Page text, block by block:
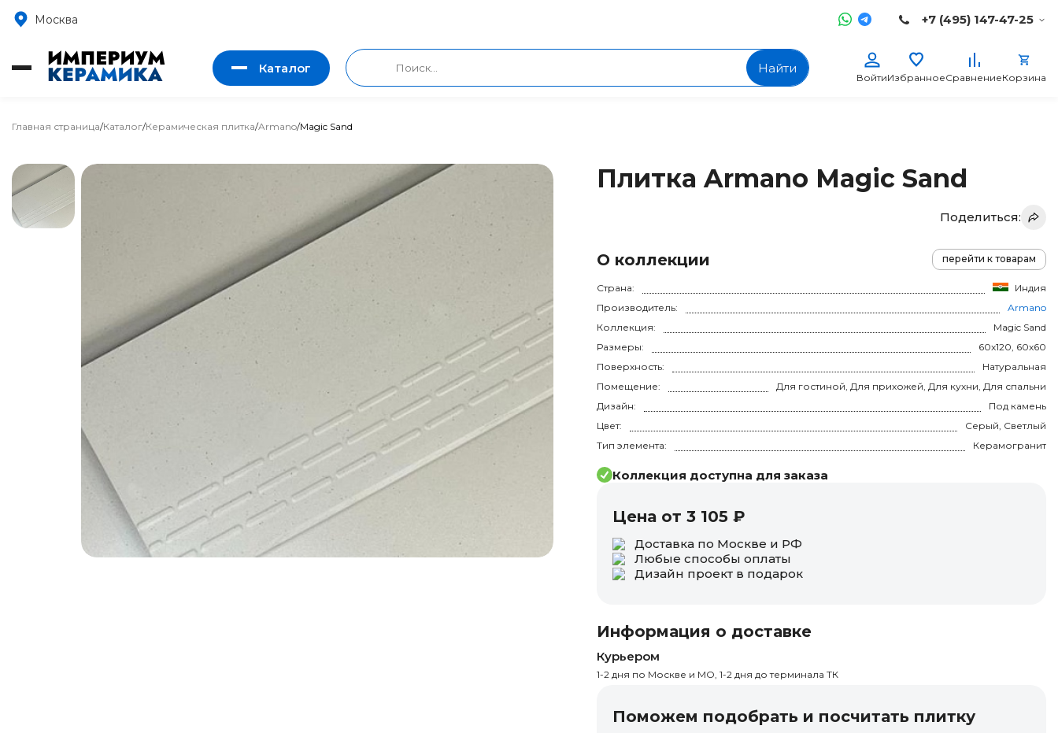
Москва +7 (495) 147-47-25
Каталог Найти
ВойтиИзбранноеСравнениеКорзина
Главная страница/Каталог/Керамическая плитка/Armano/Magic Sand
Плитка Armano Magic Sand
Поделиться:
О коллекции перейти к товарам
Страна:
Индия
Производитель:
Armano
Коллекция:
Magic Sand
Размеры:
60x120, 60x60
Поверхность:
Натуральная
Помещение:
Для гостиной, Для прихожей, Для кухни, Для спальни
Дизайн:
Под камень
Цвет:
Серый, Светлый
Тип элемента:
Керамогранит
Коллекция доступна для заказа
Цена от 3 105 ₽
Доставка по Москве и РФ
Любые способы оплаты
Дизайн проект в подарок
Информация о доставке
Курьером
1-2 дня по Москве и МО, 1-2 дня до терминала ТК
Поможем подобрать и посчитать плитку